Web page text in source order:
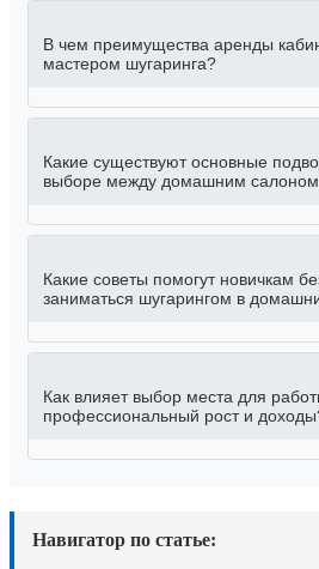
В чем преимущества аренды
мастером шугаринга?
Какие существуют основные
выборе между домашним салоном
Какие советы помогут новичкам
заниматься шугарингом в
Как влияет выбор места для
профессиональный рост и
Навигатор по статье: